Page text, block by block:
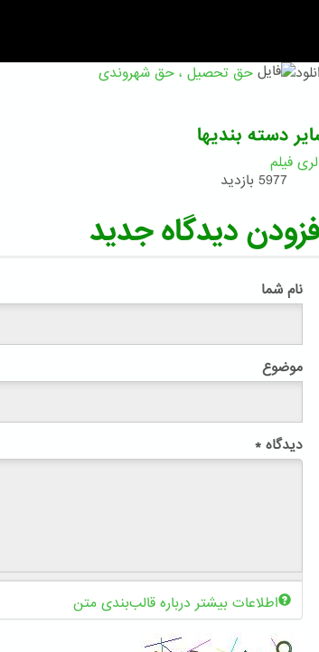
حق تحصیل ، حق شهروندی
دسته بندیها
فیلم
5977 بازدید
دیدگاه جدید
نام شما
موضوع
دیدگاه *
اطلاعات بیشتر درباره قالب‌بندی متن